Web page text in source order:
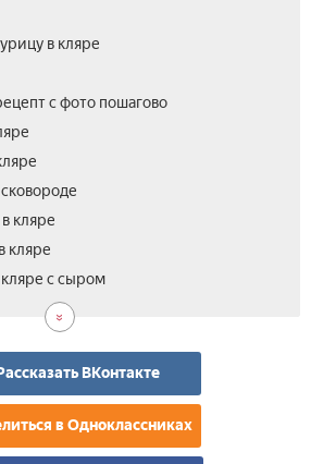
в кляре
с фото пошагово
кляре
кляре
с сыром
ВКонтакте
в Одноклассниках